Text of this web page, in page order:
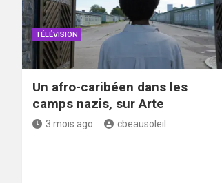
TÉLÉVISION
Un afro-caribéen dans les
camps nazis, sur Arte
3 mois ago cbeausoleil